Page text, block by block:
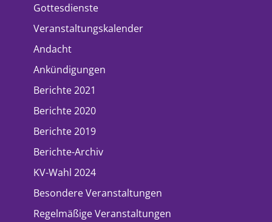
Gottesdienste
Veranstaltungskalender
Andacht
Ankündigungen
Berichte 2021
Berichte 2020
Berichte 2019
Berichte-Archiv
KV-Wahl 2024
Besondere Veranstaltungen
Regelmäßige Veranstaltungen